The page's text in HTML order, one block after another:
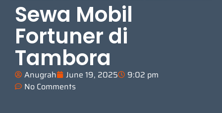
Sewa Mobil
Fortuner di
Tambora
Anugrah June 19, 2025
9:02 pm
No Comments